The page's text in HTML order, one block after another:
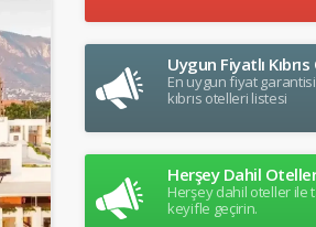
Uygun Fiyatlı
En uygun fiyat
kıbrıs otelleri listesi
Herşey Dahil Oteller
Herşey dahil oteller ile
keyifle geçirin.